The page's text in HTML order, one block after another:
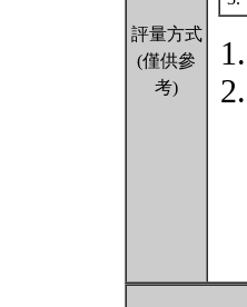
評量方式
(僅供參
考)